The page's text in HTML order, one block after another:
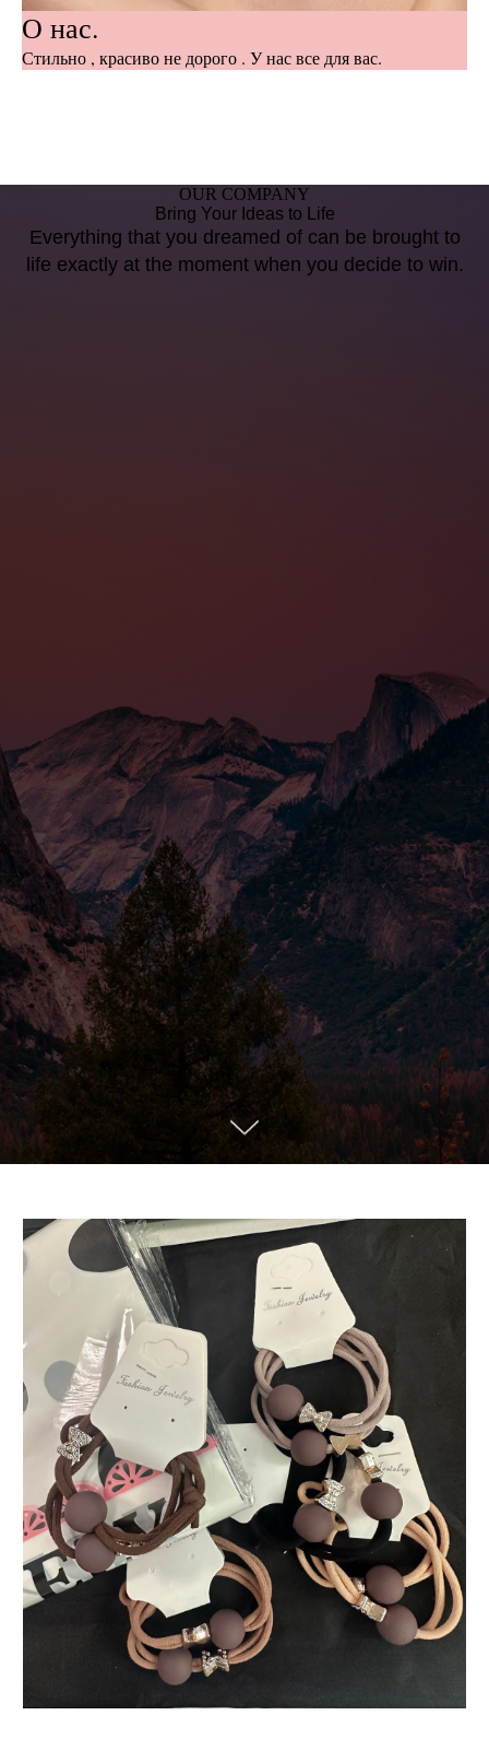
О нас.
Стильно , красиво не дорого . У нас все для вас.
OUR COMPANY
Bring Your Ideas to Life
Everything that you dreamed of can be brought to
life exactly at the moment when you decide to win.